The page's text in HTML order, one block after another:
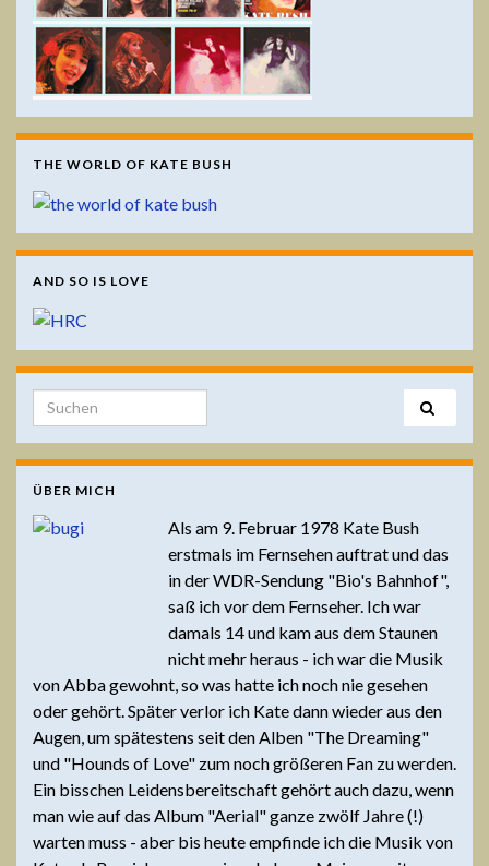
THE WORLD OF KATE BUSH
AND SO IS LOVE
Search for:
ÜBER MICH
Als am 9. Februar 1978 Kate Bush
erstmals im Fernsehen auftrat und das
in der WDR-Sendung "Bio's Bahnhof",
saß ich vor dem Fernseher. Ich war
damals 14 und kam aus dem Staunen
nicht mehr heraus - ich war die Musik
von Abba gewohnt, so was hatte ich noch nie gesehen
oder gehört. Später verlor ich Kate dann wieder aus den
Augen, um spätestens seit den Alben "The Dreaming"
und "Hounds of Love" zum noch größeren Fan zu werden.
Ein bisschen Leidensbereitschaft gehört auch dazu, wenn
man wie auf das Album "Aerial" ganze zwölf Jahre (!)
warten muss - aber bis heute empfinde ich die Musik von